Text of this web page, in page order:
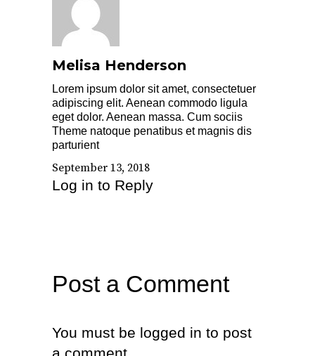
Melisa Henderson
Lorem ipsum dolor sit amet, consectetuer
adipiscing elit. Aenean commodo ligula
eget dolor. Aenean massa. Cum sociis
Theme natoque penatibus et magnis dis
parturient
September 13, 2018
Log in to Reply
Post a Comment
You must be logged in to post
a comment.